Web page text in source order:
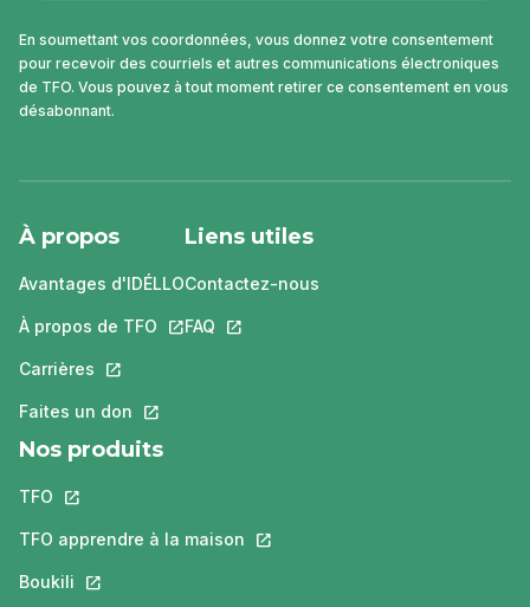
En soumettant vos coordonnées, vous donnez votre consentement
pour recevoir des courriels et autres communications électroniques
de TFO. Vous pouvez à tout moment retirer ce consentement en vous
désabonnant.
À propos
Avantages d'IDÉLLO
À propos de TFO Ce lien s'ouvrira dans un nouvel onglet.
Carrières Ce lien s'ouvrira dans un nouvel onglet.
Faites un don Ce lien s'ouvrira dans un nouvel onglet.
Liens utiles
Contactez-nous
FAQ Ce lien s'ouvrira dans un nouvel
Nos produits
TFO Ce lien s'ouvrira dans un nouvel onglet.
TFO apprendre à la maison Ce lien s'ouvrira dans un nouvel
Boukili Ce lien s'ouvrira dans un nouvel onglet.